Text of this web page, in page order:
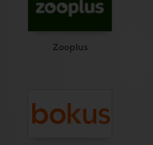
Zooplus